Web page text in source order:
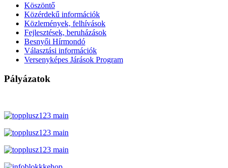
Köszöntő
Közérdekű információk
Közlemények, felhívások
Fejlesztések, beruházások
Besnyői Hírmondó
Választási információk
Versenyképes Járások Program
Pályázatok